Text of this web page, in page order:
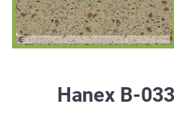
Hanex B-
обработку
персональных